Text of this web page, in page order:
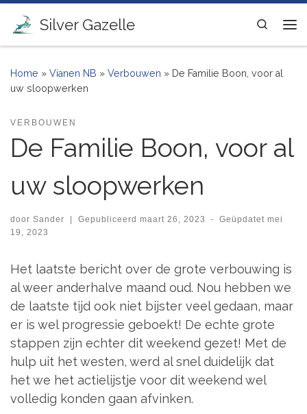
Ga naar inhoud
Silver Gazelle
Search
Home » Vianen NB » Verbouwen » De Familie Boon, voor al
uw sloopwerken
VERBOUWEN
De Familie Boon, voor al
uw sloopwerken
door Sander | Gepubliceerd maart 26, 2023 - Geüpdatetmei
19, 2023
Het laatste bericht over de grote verbouwing is
al weer anderhalve maand oud. Nou hebben we
de laatste tijd ook niet bijster veel gedaan, maar
er is wel progressie geboekt! De echte grote
stappen zijn echter dit weekend gezet! Met de
hulp uit het westen, werd al snel duidelijk dat
het we het actielijstje voor dit weekend wel
volledig konden gaan afvinken.